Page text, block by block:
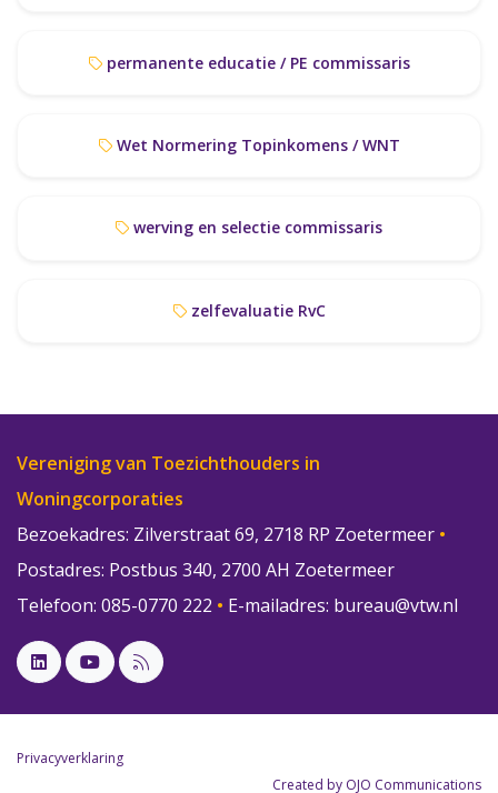
permanente educatie / PE commissaris
Wet Normering Topinkomens / WNT
werving en selectie commissaris
zelfevaluatie RvC
Vereniging van Toezichthouders in
Woningcorporaties
Bezoekadres: Zilverstraat 69, 2718 RP Zoetermeer •
Postadres: Postbus 340, 2700 AH Zoetermeer
Telefoon: 085-0770 222 • E-mailadres: bureau@vtw.nl
Privacyverklaring
Created by OJO Communications